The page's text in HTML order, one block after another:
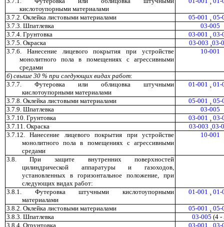
кислотоупорными материалами
3.7.2. Оклейка листовыми материалами 05-001 ¸ 05-
3.7.3. Шпатлевка
03-005
3.7.4. Грунтовка
03-001 ¸ 03-
3.7.5. Окраска
03-003 ¸03-
3.7.6. Нанесение лицевого покрытия при устройстве
монолитного пола в помещениях с агрессивными
средами
10-001
б) свыше 30 % при следующих видах работ:
3.7.7. Футеровка или облицовка штучными
кислотоупорными материалами
01-001 ¸ 01-
3.7.8. Оклейка листовыми материалами 05-001 ¸ 05-
3.7.9. Шпатлевка
03-005
3.7.10. Грунтовка
03-001 ¸ 03-
3.7.11. Окраска
03-003 ¸03-
3.7.12. Нанесение лицевого покрытия при устройстве
монолитного пола в помещениях с агрессивными
средами
10-001
3.8. При защите внутренних поверхностей
цилиндрической аппаратуры и газоходов,
установленных в горизонтальное положение, при
следующих видах работ:
3.8.1. Футеровка штучными кислотоупорными
материалами
01-001 ¸ 01-
3.8.2. Оклейка листовыми материалами 05-001 ¸ 05-
3.8.3. Шпатлевка
03-005 (4 -
3.8.4. Огрунтовка
03-001 ¸ 03-